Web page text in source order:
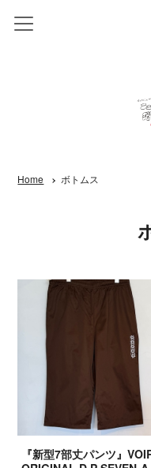
Home ボトムス
『新型7部丈パンツ』